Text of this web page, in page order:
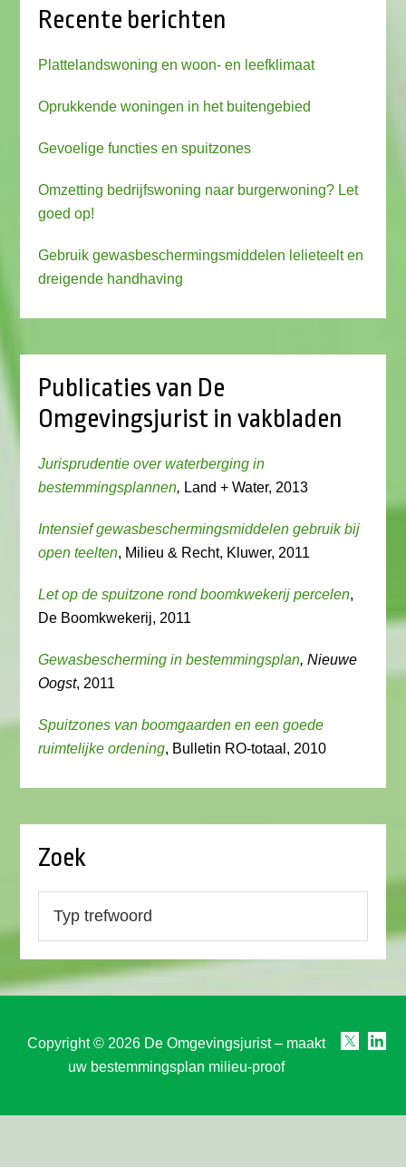
Recente berichten
Plattelandswoning en woon- en leefklimaat
Oprukkende woningen in het buitengebied
Gevoelige functies en spuitzones
Omzetting bedrijfswoning naar burgerwoning? Let
goed op!
Gebruik gewasbeschermingsmiddelen lelieteelt en
dreigende handhaving
Publicaties van De
Omgevingsjurist in vakbladen
Jurisprudentie over waterberging in
bestemmingsplannen, Land + Water, 2013
Intensief gewasbeschermingsmiddelen gebruik bij
open teelten, Milieu & Recht, Kluwer, 2011
Let op de spuitzone rond boomkwekerij percelen,
De Boomkwekerij, 2011
Gewasbescherming in bestemmingsplan, Nieuwe
Oogst, 2011
Spuitzones van boomgaarden en een goede
ruimtelijke ordening, Bulletin RO-totaal, 2010
Zoek
Copyright © 2026 De Omgevingsjurist – maakt
uw bestemmingsplan milieu-proof